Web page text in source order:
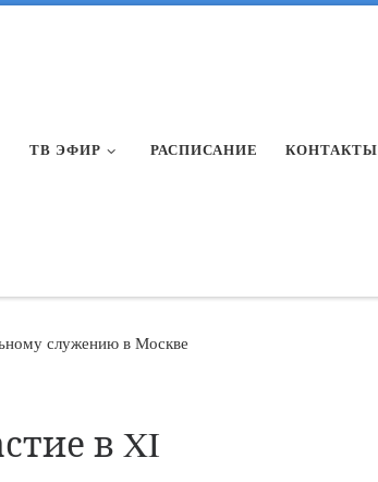
ТВ ЭФИР РАСПИСАНИЕ КОНТАКТЫ
служению в Москве
в XI